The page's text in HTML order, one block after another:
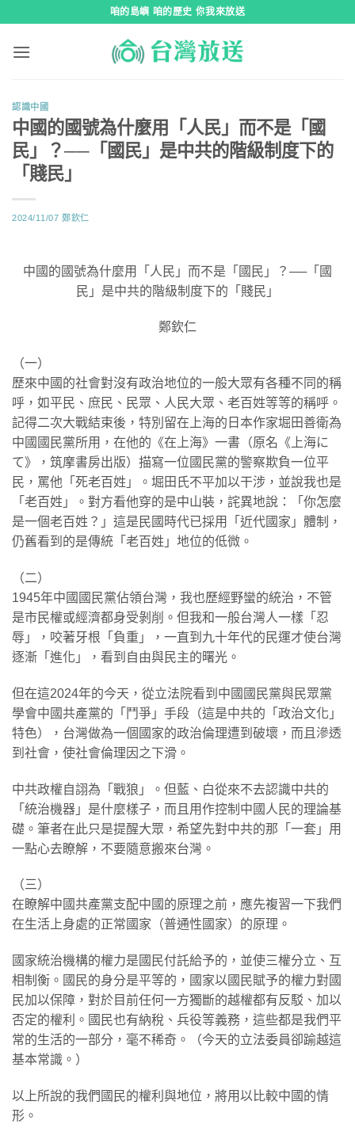
咱的島嶼 咱的歷史 你我來放送
認識中國
中國的國號為什麼用「人民」而不是「國
民」？──「國民」是中共的階級制度下的
「賤民」
2024/11/07 鄭欽仁
中國的國號為什麼用「人民」而不是「國民」？──「國
民」是中共的階級制度下的「賤民」
鄭欽仁
（一）
歷來中國的社會對沒有政治地位的一般大眾有各種不同的稱
呼，如平民、庶民、民眾、人民大眾、老百姓等等的稱呼。
記得二次大戰結束後，特別留在上海的日本作家堀田善衛為
中國國民黨所用，在他的《在上海》一書（原名《上海に
て》，筑摩書房出版）描寫一位國民黨的警察欺負一位平
民，罵他「死老百姓」。堀田氏不平加以干涉，並說我也是
「老百姓」。對方看他穿的是中山裝，詫異地說：「你怎麼
是一個老百姓？」這是民國時代已採用「近代國家」體制，
仍舊看到的是傳統「老百姓」地位的低微。
（二）
1945年中國國民黨佔領台灣，我也歷經野蠻的統治，不管
是市民權或經濟都身受剝削。但我和一般台灣人一樣「忍
辱」，咬著牙根「負重」，一直到九十年代的民運才使台灣
逐漸「進化」，看到自由與民主的曙光。
但在這2024年的今天，從立法院看到中國國民黨與民眾黨
學會中國共產黨的「鬥爭」手段（這是中共的「政治文化」
特色），台灣做為一個國家的政治倫理遭到破壞，而且滲透
到社會，使社會倫理因之下滑。
中共政權自詡為「戰狼」。但藍、白從來不去認識中共的
「統治機器」是什麼樣子，而且用作控制中國人民的理論基
礎。筆者在此只是提醒大眾，希望先對中共的那「一套」用
一點心去瞭解，不要隨意搬來台灣。
（三）
在瞭解中國共產黨支配中國的原理之前，應先複習一下我們
在生活上身處的正常國家（普通性國家）的原理。
國家統治機構的權力是國民付託給予的，並使三權分立、互
相制衡。國民的身分是平等的，國家以國民賦予的權力對國
民加以保障，對於目前任何一方獨斷的越權都有反駁、加以
否定的權利。國民也有納稅、兵役等義務，這些都是我們平
常的生活的一部分，毫不稀奇。（今天的立法委員卻踰越這
基本常識。）
以上所說的我們國民的權利與地位，將用以比較中國的情
形。